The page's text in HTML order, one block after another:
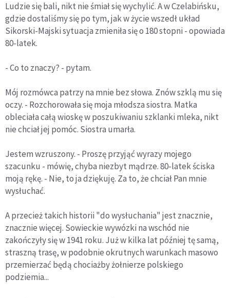
Ludzie się bali, nikt nie śmiał się wychylić. A w Czelabińsku,
gdzie dostaliśmy się po tym, jak w życie wszedł układ
Sikorski-Majski sytuacja zmieniła się o 180 stopni - opowiada
80-latek.
- Co to znaczy? - pytam.
Mój rozmówca patrzy na mnie bez słowa. Znów szklą mu się
oczy. - Rozchorowała się moja młodsza siostra. Matka
obleciała całą wioskę w poszukiwaniu szklanki mleka, nikt
nie chciał jej pomóc. Siostra umarła.
Jestem wzruszony. - Proszę przyjąć wyrazy mojego
szacunku - mówię, chyba niezbyt mądrze. 80-latek ściska
moją rękę. - Nie, to ja dziękuję. Za to, że chciał Pan mnie
wysłuchać.
A przecież takich historii "do wysłuchania" jest znacznie,
znacznie więcej. Sowieckie wywózki na wschód nie
zakończyły się w 1941 roku. Już w kilka lat później tę samą,
straszną trasę, w podobnie okrutnych warunkach masowo
przemierzać będą chociażby żołnierze polskiego
podziemia...